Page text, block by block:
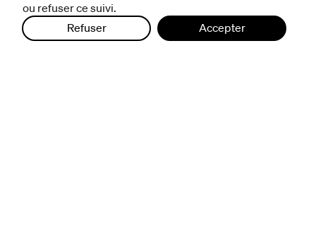
excentriques
biennale de danse
ou refuser ce suivi.
Refuser
Accepter